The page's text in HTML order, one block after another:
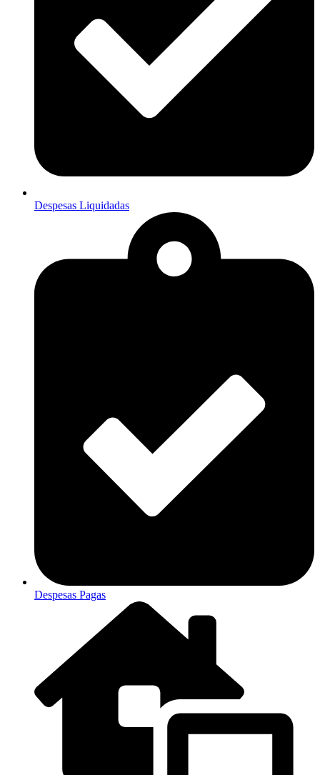
Despesas Liquidadas
Despesas Pagas